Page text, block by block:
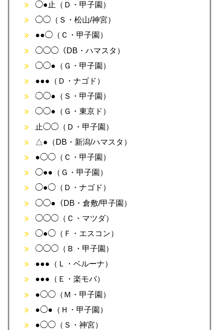
◯●止（Ｄ・甲子園）
◯◯（Ｓ・松山/神宮）
●●◯（Ｃ・甲子園）
◯◯◯（DB・ハマスタ）
◯◯●（Ｇ・甲子園）
●●●（Ｄ・ナゴド）
◯◯●（Ｓ・甲子園）
◯◯●（Ｇ・東京ド）
止◯◯（Ｄ・甲子園）
△●（DB・新潟/ハマスタ）
●◯◯（Ｃ・甲子園）
◯●●（Ｇ・甲子園）
◯●◯（Ｄ・ナゴド）
◯◯●（DB・倉敷/甲子園）
◯◯◯（Ｃ・マツダ）
◯●◯（Ｆ・エスコン）
◯◯◯（Ｂ・甲子園）
●●●（Ｌ・ベルーナ）
●●●（Ｅ・楽モバ）
●◯◯（Ｍ・甲子園）
●◯●（Ｈ・甲子園）
●◯◯（Ｓ・神宮）